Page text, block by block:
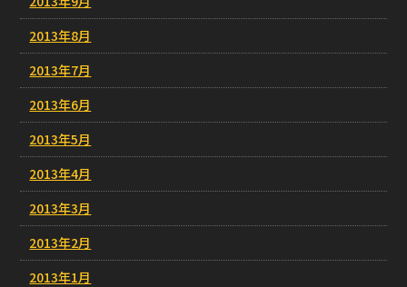
2013年8月
2013年7月
2013年6月
2013年5月
2013年4月
2013年3月
2013年2月
2013年1月